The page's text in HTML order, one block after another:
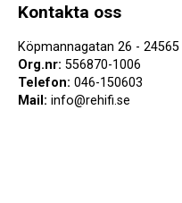
Kontakta oss
Köpmannagatan 26 - 24565
Org.nr: 556870-1006
Telefon: 046-150603
Mail: info@rehifi.se